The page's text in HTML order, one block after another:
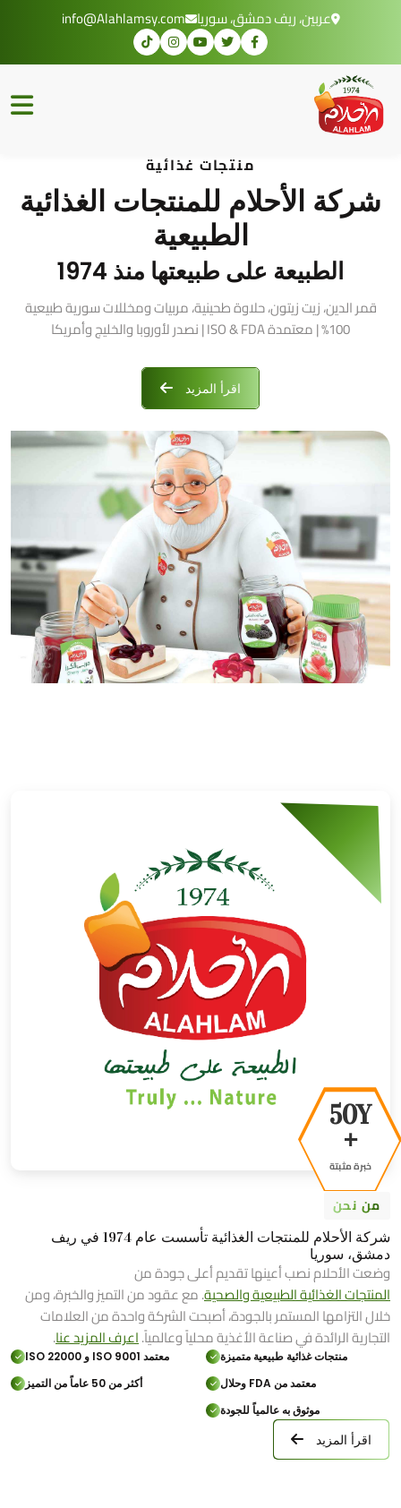
عربين، ريف دمشق، سوريا info@Alahlamsy.com
منتجات غذائية
شركة الأحلام للمنتجات الغذائية
الطبيعية
الطبيعة على طبيعتها منذ 1974
قمر الدين، زيت زيتون، حلاوة طحينية، مربيات ومخللات سورية طبيعية
100% | معتمدة ISO & FDA | نصدر لأوروبا والخليج وأمريكا
اقرأ المزيد
50Y
+
خبرة مثبتة
من نحن
شركة الأحلام للمنتجات الغذائية تأسست عام 1974 في ريف
دمشق، سوريا
وضعت الأحلام نصب أعينها تقديم أعلى جودة من
المنتجات الغذائية الطبيعية والصحية. مع عقود من التميز والخبرة، ومن
خلال التزامها المستمر بالجودة، أصبحت الشركة واحدة من العلامات
التجارية الرائدة في صناعة الأغذية محلياً وعالمياً.اعرف المزيد عنا.
منتجات غذائية طبيعية متميزة
معتمد ISO 9001 و ISO 22000
معتمد من FDA وحلال
أكثر من 50 عاماً من التميز
موثوق به عالمياً للجودة
اقرأ المزيد